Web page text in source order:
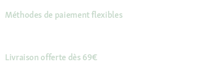
Méthodes de paiement flexibles
Livraison offerte dès 69€